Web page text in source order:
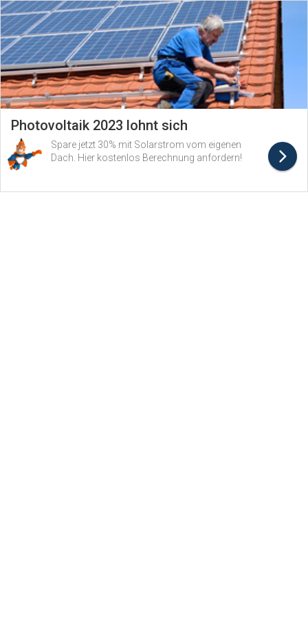
Photovoltaik 2023 lohnt sich
Spare jetzt 30% mit Solarstrom vom eigenen
Dach. Hier kostenlos Berechnung anfordern!